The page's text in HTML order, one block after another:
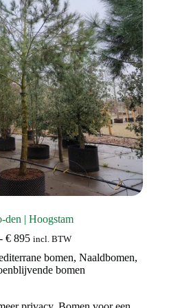
den | Hoogstam
- €895Prijsklasse:
tot
€ 895
incl. BTW
bomen,Naaldbomen,
bomen